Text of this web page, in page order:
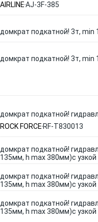
AIRLINEAJ-3F-385
домкрат подкатной! 3т,
домкрат подкатной! 3т,
домкрат подкатной!
ROCK FORCE RF-T830013
домкрат подкатной!
135мм, h max 380мм)с узкой
домкрат подкатной!
135мм, h max 380мм)с узкой
домкрат подкатной!
135мм, h max 380мм)с узкой